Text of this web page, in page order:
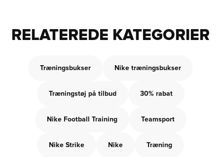
RELATEREDE KATEGORIER
Træningsbukser Nike træningsbukser
Træningstøj på tilbud 30% rabat
Nike Football Training Teamsport
Nike Strike Nike Træning